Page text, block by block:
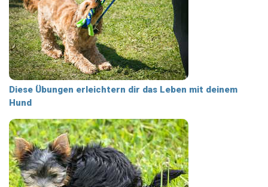
Diese Übungen erleichtern dir das Leben mit deinem
Hund